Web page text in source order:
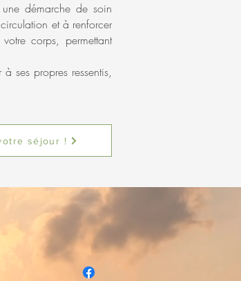
démarche de soin
et à renforcer
corps, permettant
ses propres ressentis,
séjour !